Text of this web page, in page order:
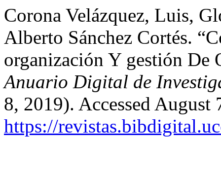
Corona Velázquez, Luis,
Alberto Sánchez Cortés.
organización Y gestión De
Anuario Digital de
8, 2019). Accessed August
https://